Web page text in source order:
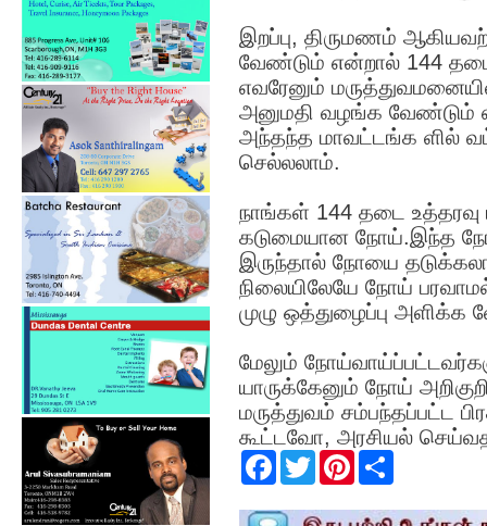
இறப்பு, திருமணம்
வேண்டும் என்றால் 144 தடை
எவரேனும்
அனுமதி வழங்க வேண்டும்
அந்தந்த மாவட்டங்க ளில்
செல்லலாம்.
நாங்கள் 144 தடை
கடுமையான நோய்.இந்த
இருந்தால் நோயை
நிலையிலேயே நோய்
முழு ஒத்துழைப்பு அளிக்க
மேலும்
யாருக்கேனும் நோய்
மருத்துவம் சம்பந்தப்பட்ட
கூட்டவோ, அரசியல்
F
e
T
w
t
P
t
r